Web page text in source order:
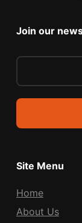
Join our
Site Menu
Home
About Us